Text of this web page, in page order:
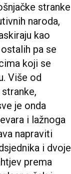
stranke
naroda,
kao
pa se
koji se
Više od
je onda
i lažnoga
napraviti
i dvoje
prema